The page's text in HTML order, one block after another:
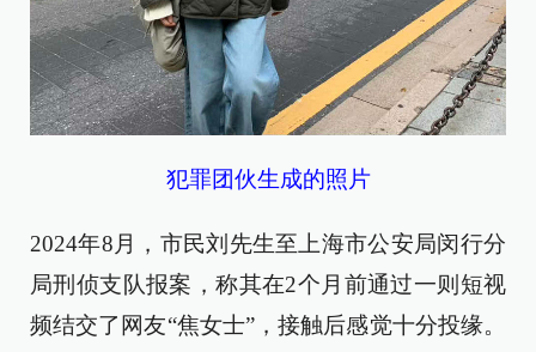
犯罪团伙生成的照片
2024年8月，市民刘先生至上海市公安局闵行分
局刑侦支队报案，称其在2个月前通过一则短视
频结交了网友“焦女士”，接触后感觉十分投缘。